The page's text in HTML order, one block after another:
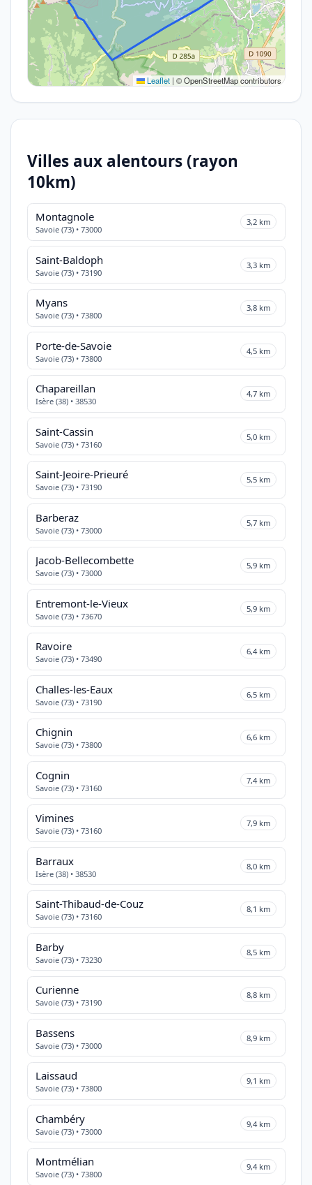
Leaflet | © OpenStreetMap contributors
Villes aux alentours (rayon
10km)
Montagnole
Savoie (73) • 73000
3,2 km
Saint-Baldoph
Savoie (73) • 73190
3,3 km
Myans
Savoie (73) • 73800
3,8 km
Porte-de-Savoie
Savoie (73) • 73800
4,5 km
Chapareillan
Isère (38) • 38530
4,7 km
Saint-Cassin
Savoie (73) • 73160
5,0 km
Saint-Jeoire-Prieuré
Savoie (73) • 73190
5,5 km
Barberaz
Savoie (73) • 73000
5,7 km
Jacob-Bellecombette
Savoie (73) • 73000
5,9 km
Entremont-le-Vieux
Savoie (73) • 73670
5,9 km
Ravoire
Savoie (73) • 73490
6,4 km
Challes-les-Eaux
Savoie (73) • 73190
6,5 km
Chignin
Savoie (73) • 73800
6,6 km
Cognin
Savoie (73) • 73160
7,4 km
Vimines
Savoie (73) • 73160
7,9 km
Barraux
Isère (38) • 38530
8,0 km
Saint-Thibaud-de-Couz
Savoie (73) • 73160
8,1 km
Barby
Savoie (73) • 73230
8,5 km
Curienne
Savoie (73) • 73190
8,8 km
Bassens
Savoie (73) • 73000
8,9 km
Laissaud
Savoie (73) • 73800
9,1 km
Chambéry
Savoie (73) • 73000
9,4 km
Montmélian
Savoie (73) • 73800
9,4 km